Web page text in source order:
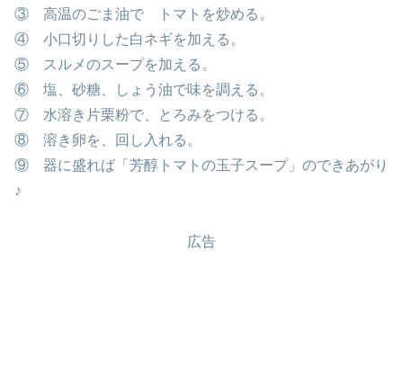
③ 高温のごま油で トマトを炒める。
④ 小口切りした白ネギを加える。
⑤ スルメのスープを加える。
⑥ 塩、砂糖、しょう油で味を調える。
⑦ 水溶き片栗粉で、とろみをつける。
⑧ 溶き卵を、回し入れる。
⑨ 器に盛れば「芳醇トマトの玉子スープ」のできあがり
♪
広告